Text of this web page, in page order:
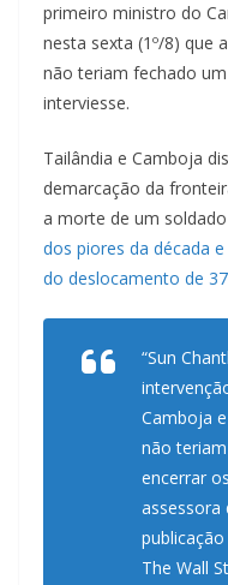
primeiro ministro do
nesta sexta (1º/8) que
não teriam fechado
interviesse.
Tailândia e Camboja
demarcação da
a morte de um
dos piores da década
do deslocamento de
“Sun
Camboja
não
encerrar
assessora
The Wall